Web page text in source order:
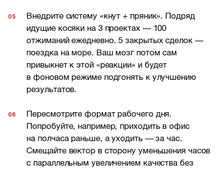
Внедрите систему «кнут + пряник». Подряд
идущие косяки на 3 проектах — 100
отжиманий ежедневно. 5 закрытых сделок —
поездка на море. Ваш мозг потом сам
привыкнет к этой «реакции» и будет
в фоновом режиме подгонять к улучшению
результатов.
Пересмотрите формат рабочего дня.
Попробуйте, например, приходить в офис
на полчаса раньше, а уходить — за час.
Смещайте вектор в сторону уменьшения часов
с параллельным увеличением качества без